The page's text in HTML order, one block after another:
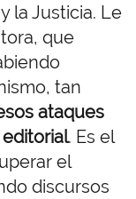
la Justicia. Le
que
tan
ataques
. Es el
el
discursos